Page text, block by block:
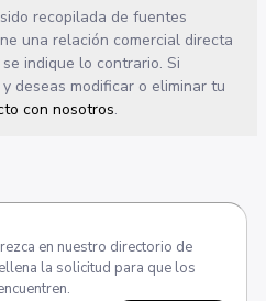
recopilada de fuentes
una relación comercial directa
indique lo contrario. Si
deseas modificar o eliminar tu
con nosotros.
en nuestro directorio de
la solicitud para que los